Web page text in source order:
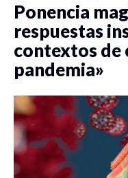
Ponencia
respuestas
contextos de
pandemia»